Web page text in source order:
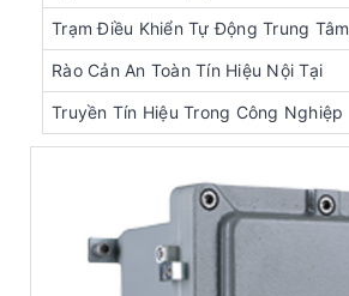
Trạm Điều Khiển Tự Động Trung Tâm
Rào Cản An Toàn Tín Hiệu Nội Tại
Truyền Tín Hiệu Trong Công Nghiệp